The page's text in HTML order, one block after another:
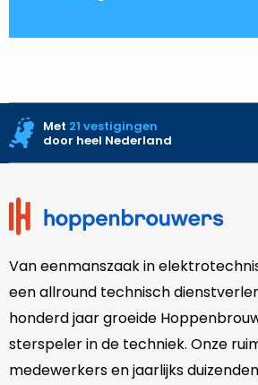
Site
Met 21 vestigingen
door heel Nederland
Van eenmanszaak in
een allround technisch
honderd jaar groeide
sterspeler in de techniek. Onze
medewerkers en jaarlijks